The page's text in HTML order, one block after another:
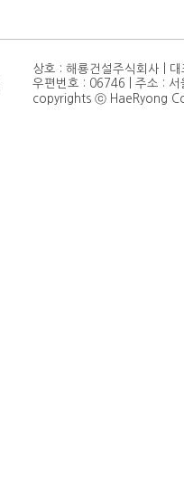
상호 : 해룡건설주식회사 |
우편번호 : 06746 | 주소 :
copyrights ⓒ HaeRyong